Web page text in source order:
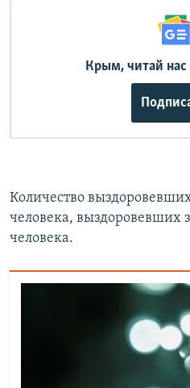
Крым, читай нас
Количество
человека, выздоровевших
человека.